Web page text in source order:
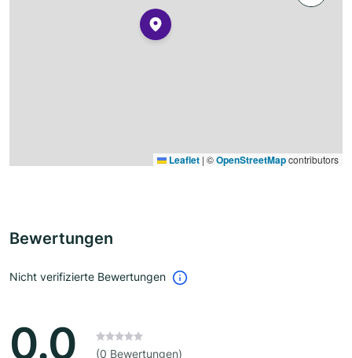
Leaflet | ©OpenStreetMapcontributors
Bewertungen
Nicht verifizierte Bewertungen
0.0 (0 Bewertungen)